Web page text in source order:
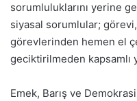
sorumluluklarını yerine
siyasal sorumlular;
görevlerinden hemen el
geciktirilmeden kapsamlı
Emek, Barış ve